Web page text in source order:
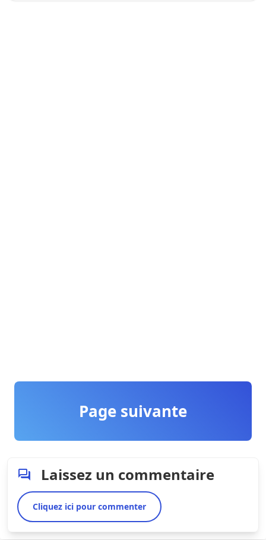
Page suivante
Laissez un commentaire
Cliquez ici pour commenter